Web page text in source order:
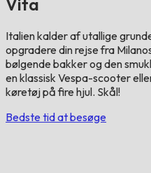
Italien kalder af utallige
opgradere din rejse fra
bølgende bakker og den
en klassisk Vespa-scooter
køretøj på fire hjul. Skål!
Bedste tid at besøge